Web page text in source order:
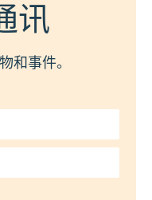
讯
和事件。